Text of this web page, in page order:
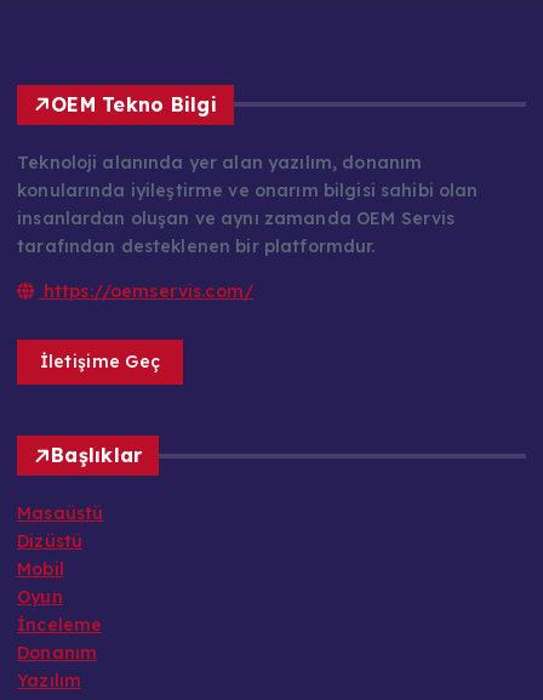
OEM Tekno Bilgi
Teknoloji alanında yer alan yazılım, donanım
konularında iyileştirme ve onarım bilgisi sahibi olan
insanlardan oluşan ve aynı zamanda OEM Servis
tarafından desteklenen bir platformdur.
https://oemservis.com/
İletişime Geç
Başlıklar
Masaüstü
Dizüstü
Mobil
Oyun
İnceleme
Donanım
Yazılım